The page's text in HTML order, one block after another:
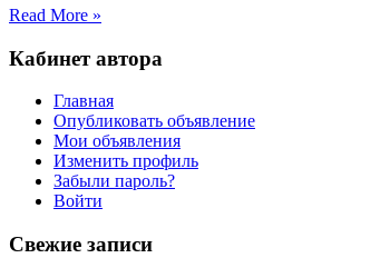
Read More »
Кабинет автора
Главная
Опубликовать объявление
Мои объявления
Изменить профиль
Забыли пароль?
Войти
Свежие записи